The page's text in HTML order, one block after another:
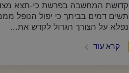
קדושת המחשבה בפרשת כי-תצא
תשים דמים בביתך כי יפול הנופל
נפלא על הצורך הגדול לקדש את...
קרא עוד